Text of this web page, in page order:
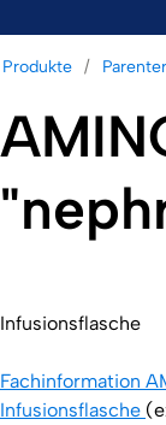
Produkte
Infusionsflasche
Fachinformation
Infusionsflasche